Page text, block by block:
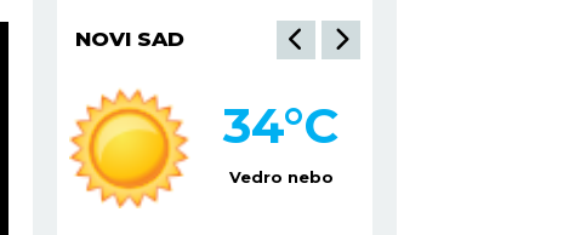
NIŠ
Mestimično oblačno
33°C